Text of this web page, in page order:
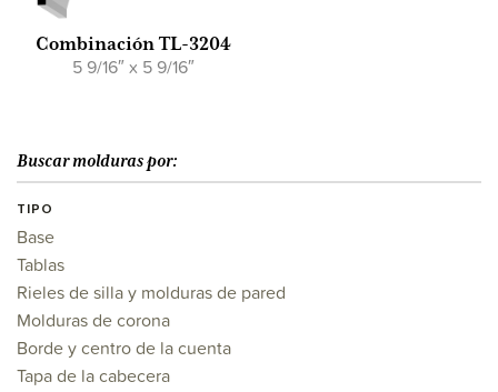
Combinación TL-3204
5 9/16″ x 5 9/16″
Buscar molduras por:
TIPO
Base
Tablas
Rieles de silla y molduras de pared
Molduras de corona
Borde y centro de la cuenta
Tapa de la cabecera